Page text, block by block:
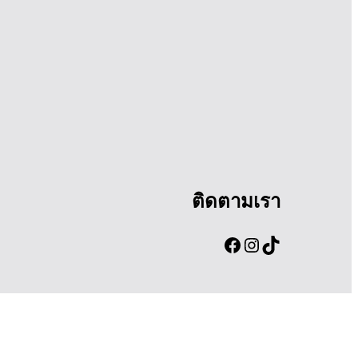
ติดตามเรา
Facebook
Instagram
TikTok